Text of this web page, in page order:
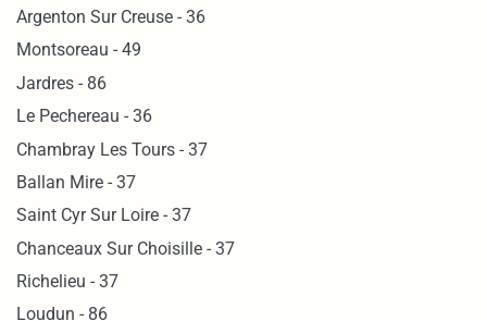
Argenton Sur Creuse - 36
Montsoreau - 49
Jardres - 86
Le Pechereau - 36
Chambray Les Tours - 37
Ballan Mire - 37
Saint Cyr Sur Loire - 37
Chanceaux Sur Choisille - 37
Richelieu - 37
Loudun - 86